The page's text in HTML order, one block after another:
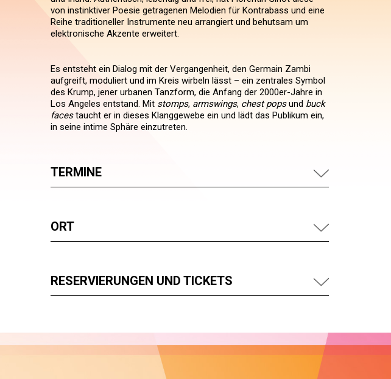
von instinktiver Poesie getragenen Melodien für Kontrabass und eine
Reihe traditioneller Instrumente neu arrangiert und behutsam um
elektronische Akzente erweitert.
Es entsteht ein Dialog mit der Vergangenheit, den Germain Zambi
aufgreift, moduliert und im Kreis wirbeln lässt – ein zentrales Symbol
des Krump, jener urbanen Tanzform, die Anfang der 2000er-Jahre in
Los Angeles entstand. Mitstomps,armswings, chest popsund buck
facestaucht er in dieses Klanggewebe ein und lädt das Publikum ein,
in seine intime Sphäre einzutreten.
TERMINE
ORT
RESERVIERUNGEN UND TICKETS